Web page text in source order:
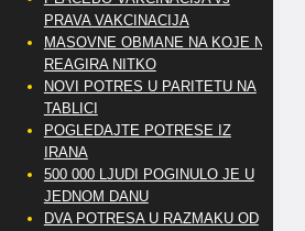
PRAVA VAKCINACIJA
MASOVNE OBMANE NA KOJE NE
REAGIRA NITKO
NOVI POTRES U PARITETU NA
TABLICI
POGLEDAJTE POTRESE IZ
IRANA
500 000 LJUDI POGINULO JE U
JEDNOM DANU
DVA POTRESA U RAZMAKU OD